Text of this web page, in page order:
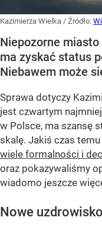
Kazimierza Wielka / Źródło:
Niepozorne
ma zyskać status
Niebawem może
Sprawa dotyczy
jest czwartym
w Polsce, ma szansę
skalę. Jakiś czas temu
wiele formalności i
oraz pokazywaliśmy
wiadomo jeszcze
Nowe